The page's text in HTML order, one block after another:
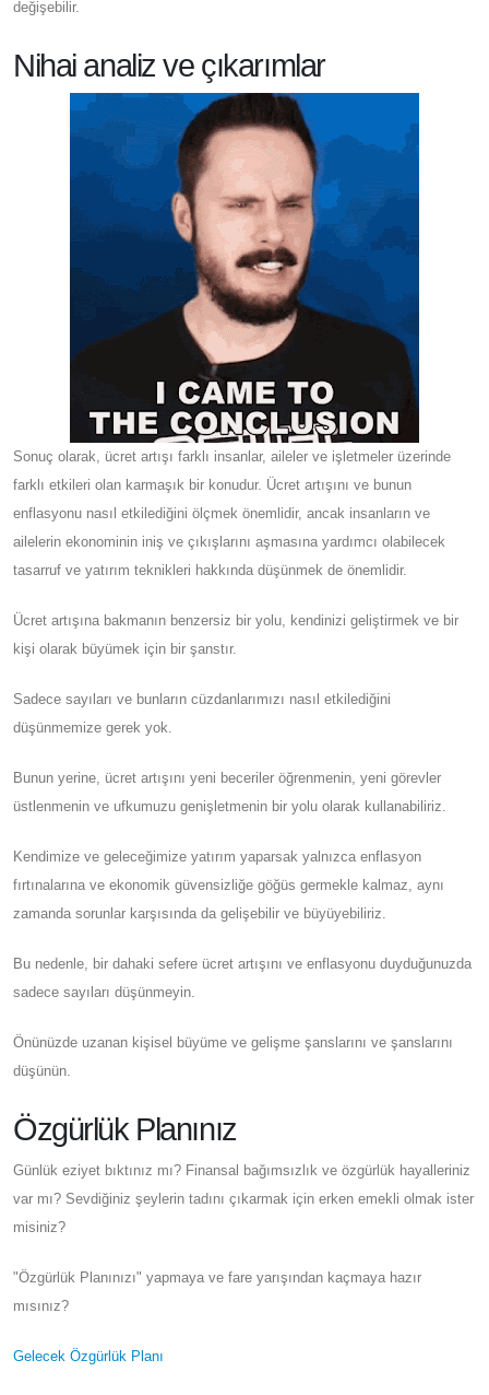
değişebilir.
Nihai analiz ve çıkarımlar
Sonuç olarak, ücret artışı farklı insanlar, aileler ve işletmeler üzerinde
farklı etkileri olan karmaşık bir konudur. Ücret artışını ve bunun
enflasyonu nasıl etkilediğini ölçmek önemlidir, ancak insanların ve
ailelerin ekonominin iniş ve çıkışlarını aşmasına yardımcı olabilecek
tasarruf ve yatırım teknikleri hakkında düşünmek de önemlidir.
Ücret artışına bakmanın benzersiz bir yolu, kendinizi geliştirmek ve bir
kişi olarak büyümek için bir şanstır.
Sadece sayıları ve bunların cüzdanlarımızı nasıl etkilediğini
düşünmemize gerek yok.
Bunun yerine, ücret artışını yeni beceriler öğrenmenin, yeni görevler
üstlenmenin ve ufkumuzu genişletmenin bir yolu olarak kullanabiliriz.
Kendimize ve geleceğimize yatırım yaparsak yalnızca enflasyon
fırtınalarına ve ekonomik güvensizliğe göğüs germekle kalmaz, aynı
zamanda sorunlar karşısında da gelişebilir ve büyüyebiliriz.
Bu nedenle, bir dahaki sefere ücret artışını ve enflasyonu duyduğunuzda
sadece sayıları düşünmeyin.
Önünüzde uzanan kişisel büyüme ve gelişme şanslarını ve şanslarını
düşünün.
Özgürlük Planınız
Günlük eziyet bıktınız mı? Finansal bağımsızlık ve özgürlük hayalleriniz
var mı? Sevdiğiniz şeylerin tadını çıkarmak için erken emekli olmak ister
misiniz?
"Özgürlük Planınızı" yapmaya ve fare yarışından kaçmaya hazır
mısınız?
Gelecek Özgürlük Planı